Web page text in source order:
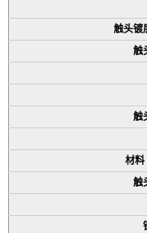
触头镀
触
触
材料
触